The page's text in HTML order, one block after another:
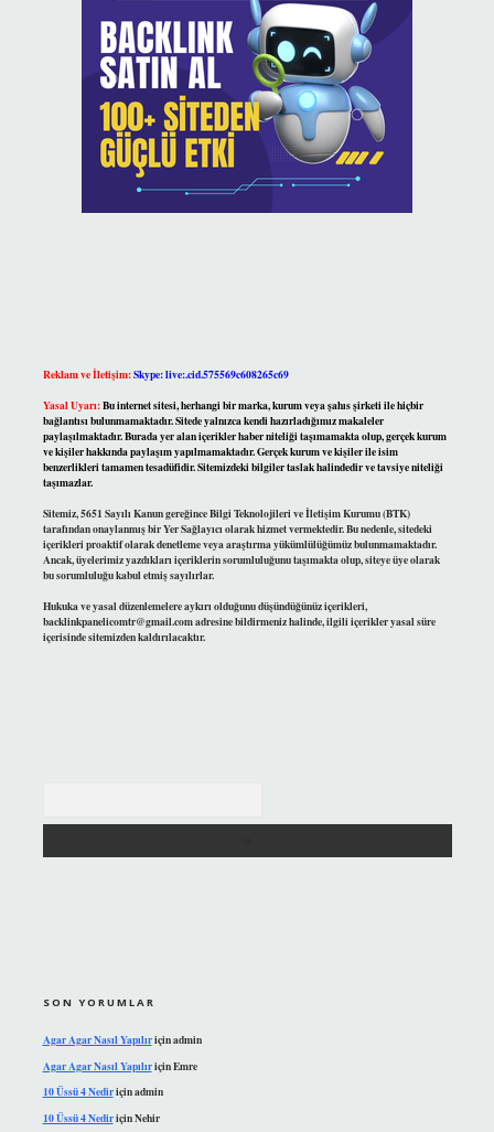
Reklam ve İletişim:Skype: live:.cid.575569c608265c69
Yasal Uyarı:Bu internet sitesi, herhangi bir marka, kurum veya şahıs şirketi ile hiçbir
bağlantısı bulunmamaktadır. Sitede yalnızca kendi hazırladığımız makaleler
paylaşılmaktadır. Burada yer alan içerikler haber niteliği taşımamakta olup, gerçek kurum
ve kişiler hakkında paylaşım yapılmamaktadır. Gerçek kurum ve kişiler ile isim
benzerlikleri tamamen tesadüfidir. Sitemizdeki bilgiler taslak halindedir ve tavsiye niteliği
taşımazlar.
Sitemiz, 5651 Sayılı Kanun gereğince Bilgi Teknolojileri ve İletişim Kurumu (BTK)
tarafından onaylanmış bir Yer Sağlayıcı olarak hizmet vermektedir. Bu nedenle, sitedeki
içerikleri proaktif olarak denetleme veya araştırma yükümlülüğümüz bulunmamaktadır.
Ancak, üyelerimiz yazdıkları içeriklerin sorumluluğunu taşımakta olup, siteye üye olarak
bu sorumluluğu kabul etmiş sayılırlar.
Hukuka ve yasal düzenlemelere aykırı olduğunu düşündüğünüz içerikleri,
backlinkpanelicomtr@gmail.comadresine bildirmeniz halinde, ilgili içerikler yasal süre
içerisinde sitemizden kaldırılacaktır.
SON YORUMLAR
Agar Agar Nasıl Yapılıriçinadmin
Agar Agar Nasıl YapılıriçinEmre
10 Üssü 4 Nediriçinadmin
10 Üssü 4 NediriçinNehir